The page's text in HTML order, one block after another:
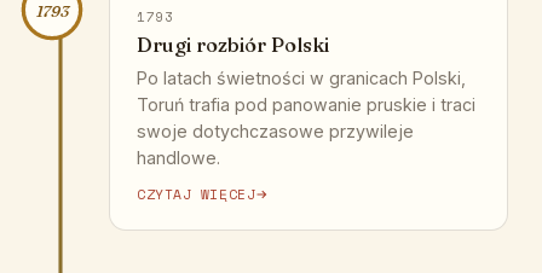
1793 1793
Drugi rozbiór Polski
Po latach świetności w granicach Polski,
Toruń trafia pod panowanie pruskie i traci
swoje dotychczasowe przywileje
handlowe.
CZYTAJ WIĘCEJ